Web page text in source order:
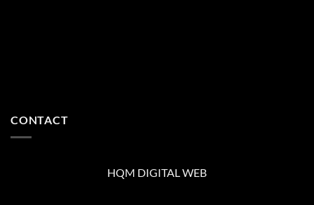
CONTACT
HQM DIGITAL WEB